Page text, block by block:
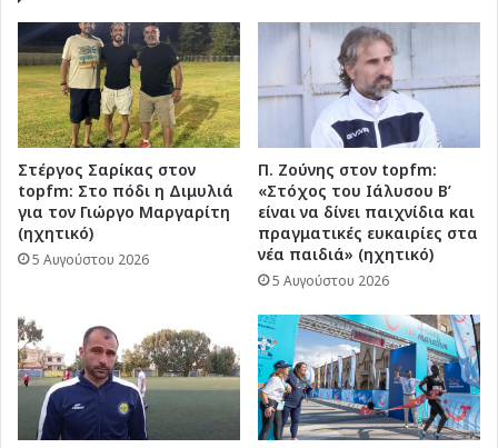
Στέργος Σαρίκας στον
topfm: Στο πόδι η Διμυλιά
για τον Γιώργο Μαργαρίτη
(ηχητικό)
5 Αυγούστου 2026
Π. Ζούνης στον topfm:
«Στόχος του Ιάλυσου Β’
είναι να δίνει παιχνίδια και
πραγματικές ευκαιρίες στα
νέα παιδιά» (ηχητικό)
5 Αυγούστου 2026